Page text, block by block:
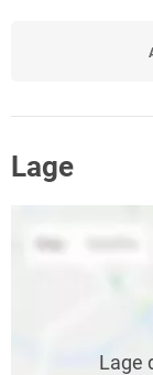
Lage
Lage